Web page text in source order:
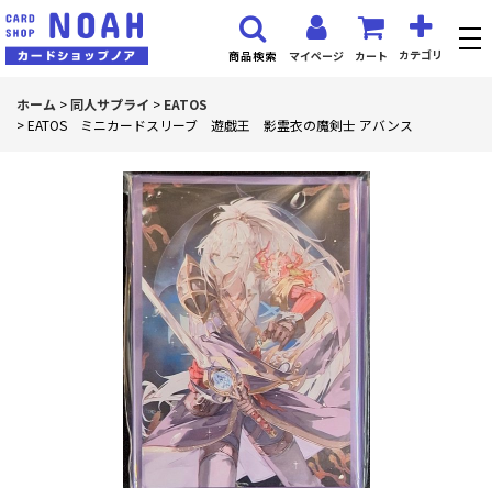
マイページ カート カテゴリ
商品検索
ホーム > 同人サプライ > EATOS
>EATOS ミニカードスリーブ 遊戯王 影霊衣の魔剣士 アバンス